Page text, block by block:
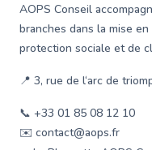
AOPS Conseil
branches dans la mise
protection sociale et de
📍 3, rue de l‘arc de
📞 +33 01 85 08 12 10
✉️ contact@aops.fr